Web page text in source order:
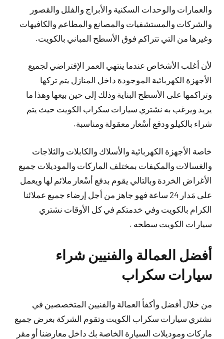
والعمارات والوحدات السكنية والأبراج والفلل والقصور
والشركات والمستشفيات والمصانع والمطاعم والكافيهات
وغيرها من التي تتراكم فوق الأسطح المباني بالكويت.
لأن أغلب الأشخاص عندما ينتهي العمر الإفتراضي لجميع
الأجهزة الكهربائية الموجودة داخل المنازل يتم تركها
وتراكمها على الأسطح البناية وذلك إلى حين بيعها وهذا ما
يريد ويرغب به نشتري سيارات سكراب الكويت حيث يتم
شراء بالكيلو ودفع أسْعار معقولة ومناسبة.
خاصة الأجهزة الكهربائية والأسلاك والكابلات والثلاجات
والغسالات والمكيفات بمختلف الماركات والموديلات جميع
الأغراض الخردة وبالتالي يقوم بدفع أسْعار ملائم لها ويعمل
على مَدار 24 ساعة فهو جاهز من أجل إرضاء جميع عملائنا
الكرام بالكويت وفي خدمتكم في كل الأوقات نشتري
سيارات الكويت سطحه .
أفضل العمالة والفنيين شراء
سيارات سكراب
من خلال أفضل وأكفأ العمالة والفنيين المتخصصين في
نشتري سيارات سكراب الكويت وتقوم الشركة بعرض جميع
ماركات وموديلات السيارة الخاصة بك داخل معارضنا أو مقر